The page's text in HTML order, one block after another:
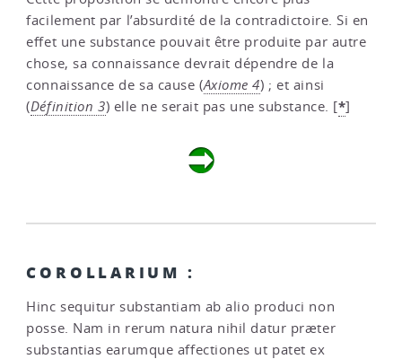
facilement par l’absurdité de la contradictoire. Si en
effet une substance pouvait être produite par autre
chose, sa connaissance devrait dépendre de la
connaissance de sa cause (Axiome 4) ; et ainsi
(Définition 3) elle ne serait pas une substance. [*]
COROLLARIUM :
Hinc sequitur substantiam ab alio produci non
posse. Nam in rerum natura nihil datur præter
substantias earumque affectiones ut patet ex